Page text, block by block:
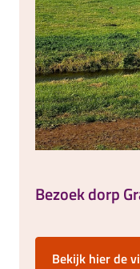
Bezoek dorp
Bekijk hier de